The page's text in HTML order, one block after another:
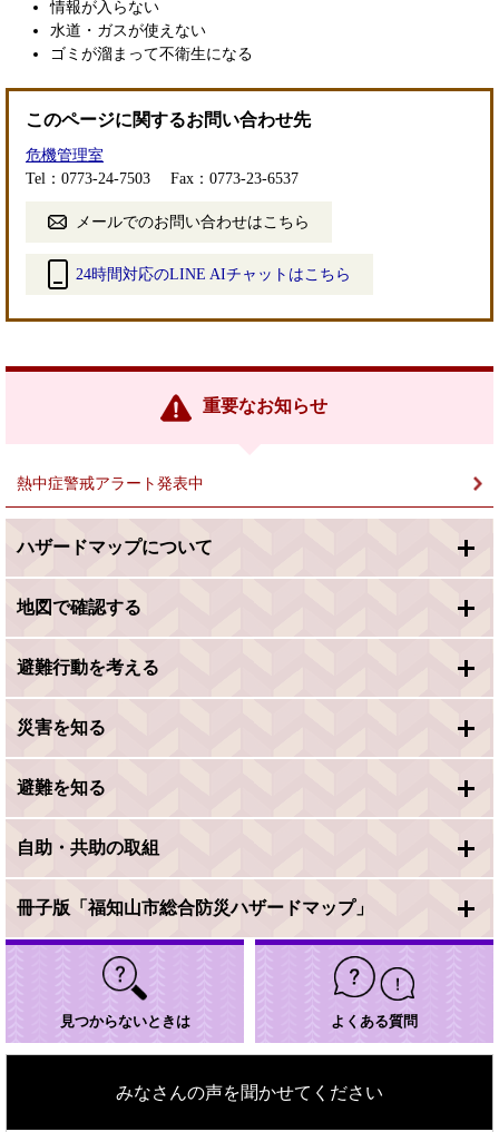
情報が入らない
水道・ガスが使えない
​ゴミが溜まって不衛生になる
このページに関するお問い合わせ先
危機管理室
Tel：0773-24-7503
Fax：0773-23-6537
メールでのお問い合わせはこちら
24時間対応のLINE AIチャットはこちら
リ
重要なお知らせ
熱中症警戒アラート発表中
ハザードマップについて
地図で確認する
避難行動を考える
災害を知る
避難を知る
自助・共助の取組
冊子版「福知山市総合防災ハザードマップ」
見つからないときは よくある質問
みなさんの声を聞かせてください